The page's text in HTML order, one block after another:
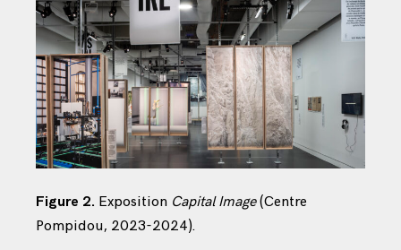
Figure 2. Exposition Capital Image(Centre
Pompidou, 2023-2024).